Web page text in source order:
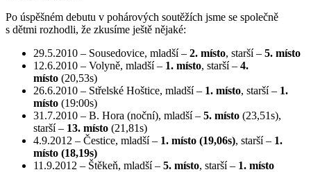
Po úspěšném debutu v pohárových soutěžích jsme se společně
s dětmi rozhodli, že zkusíme ještě nějaké:
29.5.2010 – Sousedovice, mladší – 2. místo, starší – 5. místo
12.6.2010 – Volyně, mladší – 1. místo, starší – 4.
místo (20,53s)
26.6.2010 – Střelské Hoštice, mladší – 1. místo, starší – 1.
místo (19:00s)
31.7.2010 – B. Hora (noční), mladší – 5. místo (23,51s),
starší – 13. místo (21,81s)
4.9.2012 – Čestice, mladší – 1. místo (19,06s), starší – 1.
místo (18,19s)
11.9.2012 – Štěkeň, mladší – 5. místo, starší – 1. místo